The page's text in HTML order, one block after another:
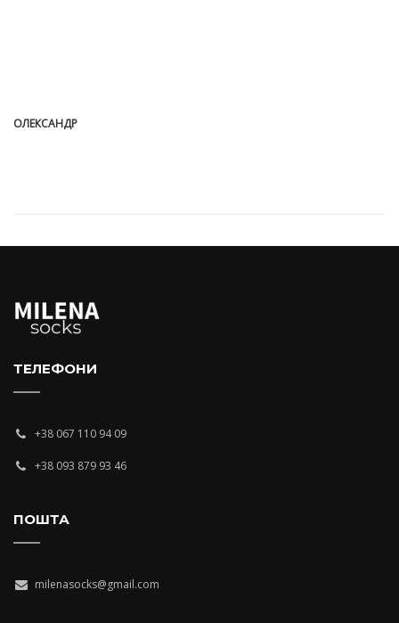
ОЛЕКСАНДР
ТЕЛЕФОНИ
+38 067 110 94 09
+38 093 879 93 46
ПОШТА
milenasocks@gmail.com